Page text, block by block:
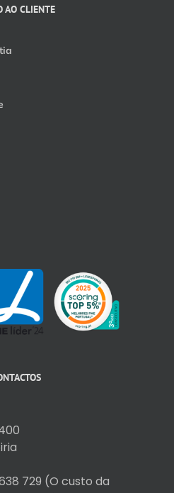
AO CLIENTE
638 729 (O custo da